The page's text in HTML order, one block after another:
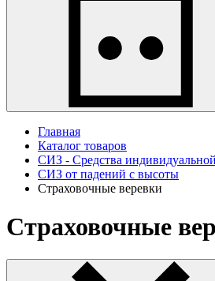
Главная
Каталог товаров
СИЗ - Средства
СИЗ от падений с высоты
Страховочные веревки
Страховочные